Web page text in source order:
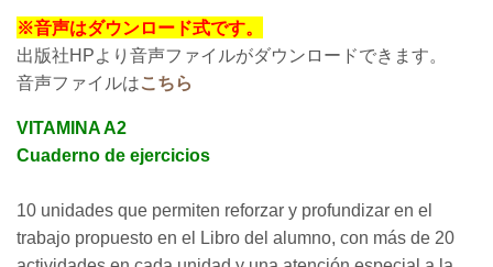
※音声はダウンロード式です。
出版社HPより音声ファイルがダウンロードできます。
音声ファイルはこちら
VITAMINA A2
Cuaderno de ejercicios
10 unidades que permiten reforzar y profundizar en el
trabajo propuesto en el Libro del alumno, con más de 20